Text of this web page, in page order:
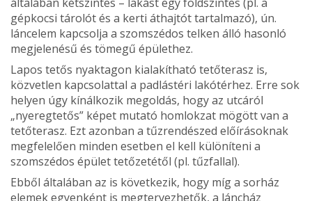
gépkocsi tárolót és a kerti áthajtót tartalmazó), ún.
láncelem kapcsolja a szomszédos telken álló hasonló
megjelenésű és tömegű épülethez.
Lapos tetős nyaktagon kialakítha­tó tetőterasz is,
közvetlen kapcsolat­tal a padlástéri lakótérhez. Erre sok
helyen úgy kínálkozik megoldás, hogy az utcáról
„nyeregtetős” képet mutató homlokzat mögött van a
te­tőterasz. Ezt azonban a tűzrendé­szed előírásoknak
megfelelően minden esetben el kell különíteni a
szomszédos épület tetőzetétől (pl. tűzfallal).
Ebből általában az is következik, hogy míg a sorház
elemek egyen­ként is megtervezhetők, a láncház